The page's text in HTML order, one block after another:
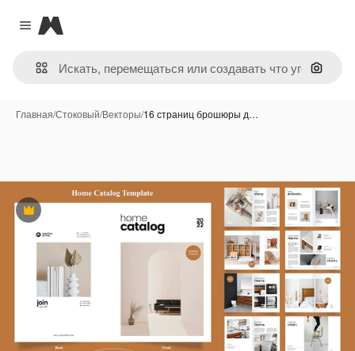
Close menu
Magnific
Поиск
Главная/Стоковый/Векторы/16 страниц брошюры д…
Премиум